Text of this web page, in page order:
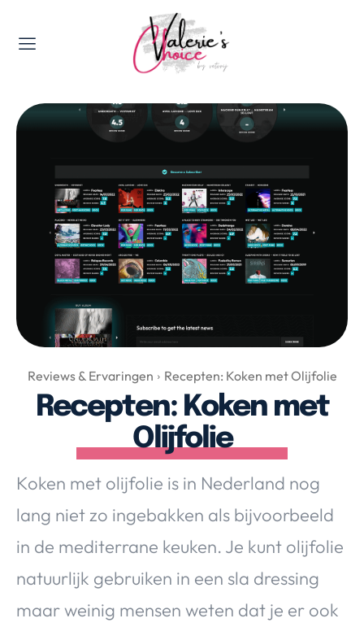
Valerie's Topics
Travel & Culture
Food & Drinks
Lifestyle, Sport & Duurzaamheid
Gadgets & Tech
Top 5 van Valerie
Health & Beauty
Huis & Tuin
Over Valerie
Over Valerie
De Top 5
Contact
VALERIE'S CHOICE
Food & Drinks Health & Beauty Gadgets
Huis & Tuin
Travel
Lifestyle
Reviews & Ervaringen Recepten: Koken met Olijfolie
Recepten: Koken met
Olijfolie
Koken met olijfolie is in Nederland nog
lang niet zo ingebakken als bijvoorbeeld
in de mediterrane keuken. Je kunt olijfolie
natuurlijk gebruiken in een sla dressing
maar weinig mensen weten dat je er ook